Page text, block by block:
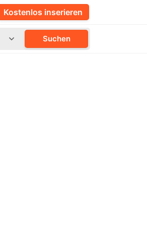
Kostenlos inserieren
Suchen